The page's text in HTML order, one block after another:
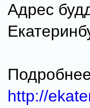
Адрес
http://